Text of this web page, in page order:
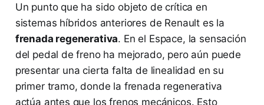
Un punto que ha sido objeto de crítica en
sistemas híbridos anteriores de Renault es la
frenada regenerativa. En el Espace, la sensación
del pedal de freno ha mejorado, pero aún puede
presentar una cierta falta de linealidad en su
primer tramo, donde la frenada regenerativa
actúa antes que los frenos mecánicos. Esto